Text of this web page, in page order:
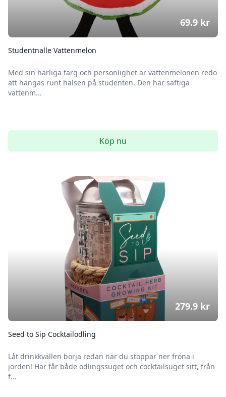
Studentnalle Vattenmelon
Med sin härliga färg och personlighet är vattenmelonen redo
att hängas runt halsen på studenten. Den här saftiga
vattenm...
69.9 kr
Köp nu
Seed to Sip Cocktailodling
Låt drinkkvällen börja redan när du stoppar ner fröna i
jorden! Här får både odlingssuget och cocktailsuget sitt, från
f...
279.9 kr